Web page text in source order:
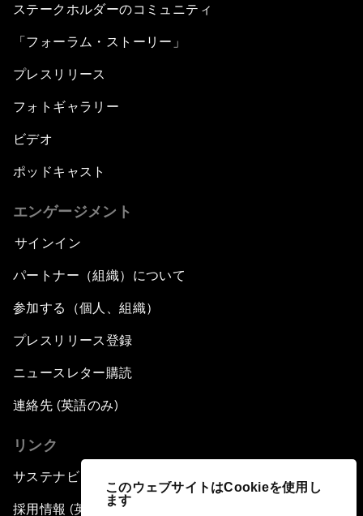
このウェブサイトはCookieを使用し
ます
ステークホルダーのコミュニティ
「フォーラム・ストーリー」
プレスリリース
フォトギャラリー
ビデオ
ポッドキャスト
エンゲージメント
サインイン
パートナー（組織）について
参加する（個人、組織）
プレスリリース登録
ニュースレター購読
連絡先 (英語のみ)
リンク
サステナビリティへの取り組み
採用情報 (英語のみ)